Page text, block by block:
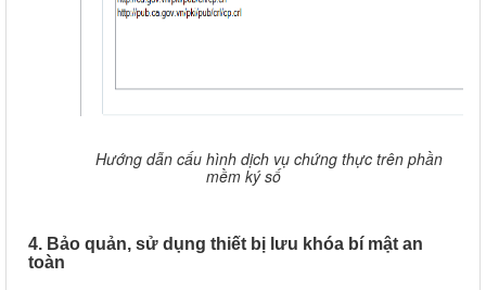
Hướng dẫn cấu hình dịch vụ chứng thực trên phần
mềm ký số
4. Bảo quản, sử dụng thiết bị lưu khóa bí mật an
toàn